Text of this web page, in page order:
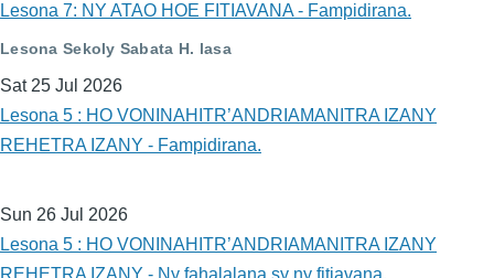
Lesona 7: NY ATAO HOE FITIAVANA - Fampidirana.
Lesona Sekoly Sabata H. lasa
Sat 25 Jul 2026
Lesona 5 : HO VONINAHITR’ANDRIAMANITRA IZANY
REHETRA IZANY - Fampidirana.
Sun 26 Jul 2026
Lesona 5 : HO VONINAHITR’ANDRIAMANITRA IZANY